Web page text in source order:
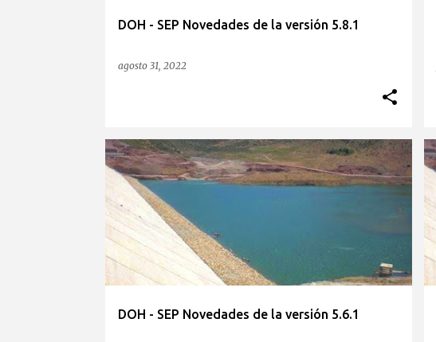
DOH - SEP Novedades de la versión 5.8.1
agosto 31, 2022
DOH - SEP Novedades de la versión 5.6.1